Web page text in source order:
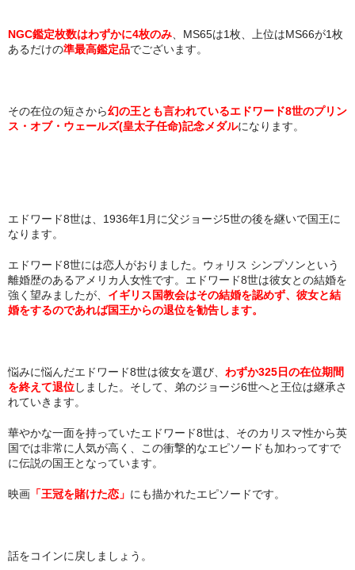
NGC鑑定枚数はわずかに4枚のみ 、MS65は1枚、上位はMS66が1枚
あるだけの準最高鑑定品でございます。
その在位の短さから幻の王とも言われているエドワード8世のプリン
ス・オブ・ウェールズ(皇太子任命)記念メダルになります。
エドワード8世は、1936年1月に父ジョージ5世の後を継いで国王に
なります。
エドワード8世には恋人がおりました。ウォリス シンプソンという
離婚歴のあるアメリカ人女性です。エドワード8世は彼女との結婚を
強く望みましたが、 イギリス国教会はその結婚を認めず、彼女と結
婚をするのであれば国王からの退位を勧告します。
悩みに悩んだエドワード8世は彼女を選び、 わずか325日の在位期間
を終えて退位しました。そして、弟のジョージ6世へと王位は継承さ
れていきます。
華やかな一面を持っていたエドワード8世は、そのカリスマ性から英
国では非常に人気が高く、この衝撃的なエピソードも加わってすで
に伝説の国王となっています。
映画 「王冠を賭けた恋」 にも描かれたエピソードです。
話をコインに戻しましょう。